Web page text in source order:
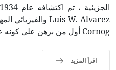
Cornog أول من برهن على كونه عنصراً مشعاً عام 1939.
اقرأ المزيد